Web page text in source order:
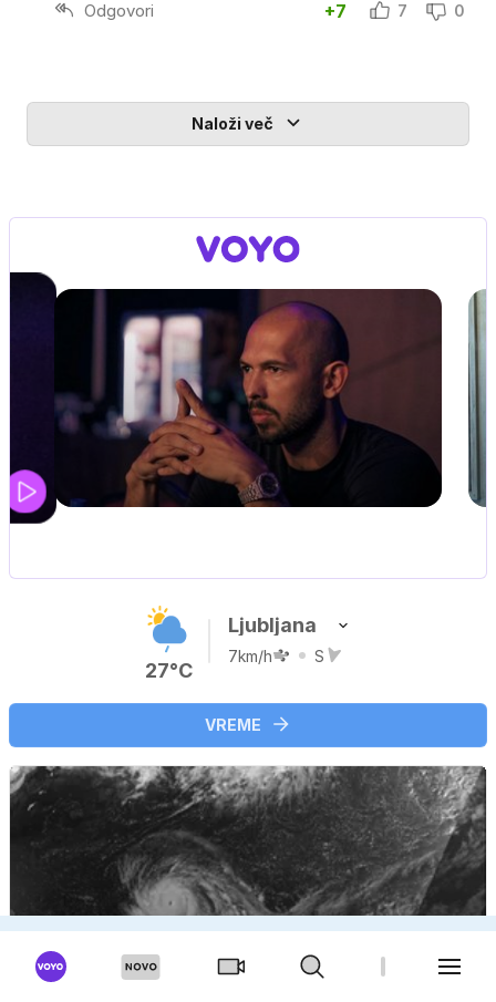
Odgovori +7 7 0
Naloži več
ANDREW TATE: MOŽ, KI JE
ZMANIPULIRAL SVET
27°C
Ljubljana
7km/h S
VREME
TUJINA
Od vrabca do dim suma: nenavadni svet imen
tropskih ciklonov